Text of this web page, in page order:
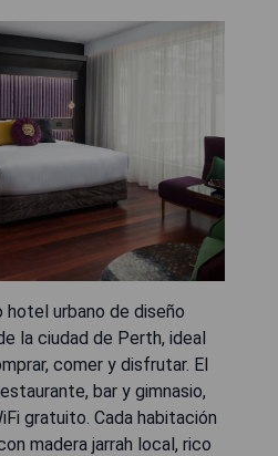
hotel urbano de diseño
la ciudad de Perth, ideal
comer y disfrutar. El
bar y gimnasio,
gratuito. Cada habitación
madera jarrah local, rico